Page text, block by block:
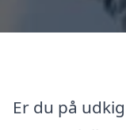
Er du på